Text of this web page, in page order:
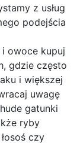
z usług
podejścia
owoce kupuj
gdzie często
i większej
uwagę
gatunki
ryby
czy